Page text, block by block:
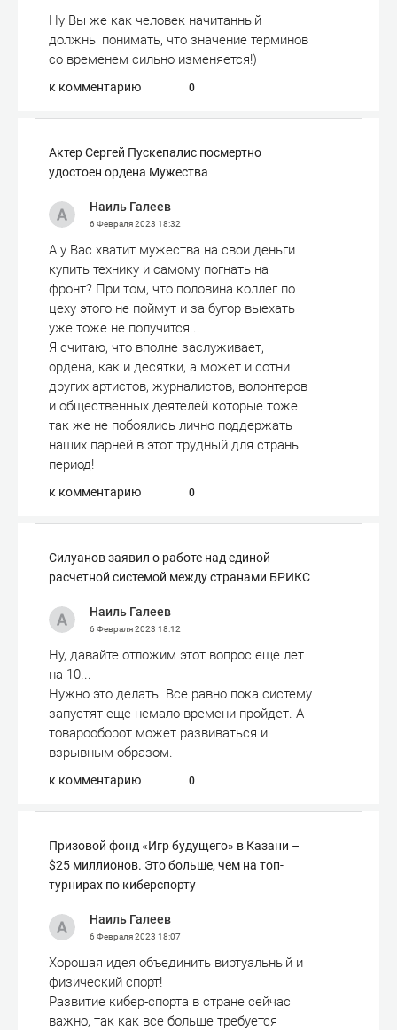
Ну Вы же как человек начитанный
должны понимать, что значение терминов
со временем сильно изменяется!)
к комментарию 0
Актер Сергей Пускепалис посмертно
удостоен ордена Мужества
Наиль Галеев
6 Февраля 2023 18:32
А у Вас хватит мужества на свои деньги
купить технику и самому погнать на
фронт? При том, что половина коллег по
цеху этого не поймут и за бугор выехать
уже тоже не получится...
Я считаю, что вполне заслуживает,
ордена, как и десятки, а может и сотни
других артистов, журналистов, волонтеров
и общественных деятелей которые тоже
так же не побоялись лично поддержать
наших парней в этот трудный для страны
период!
к комментарию 0
Силуанов заявил о работе над единой
расчетной системой между странами БРИКС
Наиль Галеев
6 Февраля 2023 18:12
Ну, давайте отложим этот вопрос еще лет
на 10...
Нужно это делать. Все равно пока систему
запустят еще немало времени пройдет. А
товарооборот может развиваться и
взрывным образом.
к комментарию 0
Призовой фонд «Игр будущего» в Казани –
$25 миллионов. Это больше, чем на топ-
турнирах по киберспорту
Наиль Галеев
6 Февраля 2023 18:07
Хорошая идея объединить виртуальный и
физический спорт!
Развитие кибер-спорта в стране сейчас
важно, так как все больше требуется